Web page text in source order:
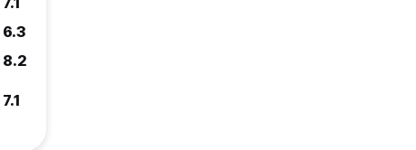
6.3
8.2
7.1